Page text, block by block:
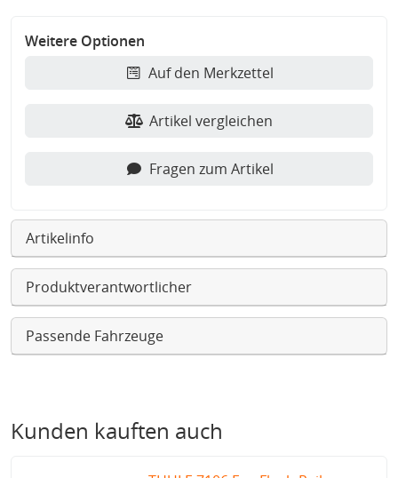
Weitere Optionen
Auf den Merkzettel
Artikel vergleichen
Fragen zum Artikel
Artikelinfo
Produktverantwortlicher
Passende Fahrzeuge
Kunden kauften auch